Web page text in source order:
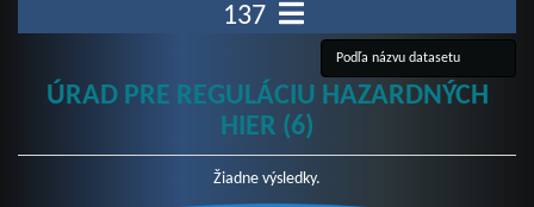
137
ÚRAD PRE REGULÁCIU HAZARDNÝCH
HIER (6)
Žiadne výsledky.